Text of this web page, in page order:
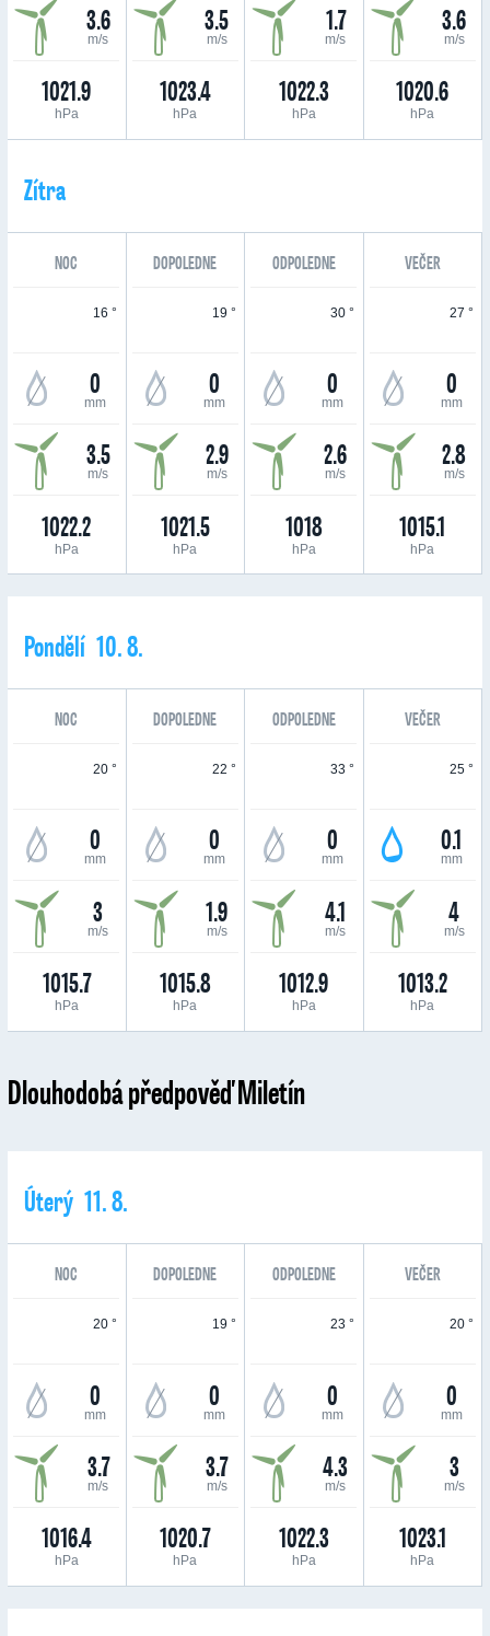
3.6
m/s
1021.9
hPa
3.5
m/s
1023.4
hPa
1.7
m/s
1022.3
hPa
3.6
m/s
1020.6
hPa
Zítra
NOC DOPOLEDNE ODPOLEDNE VEČER
16 °
0
mm
3.5
m/s
1022.2
hPa
19 °
0
mm
2.9
m/s
1021.5
hPa
30 °
0
mm
2.6
m/s
1018
hPa
27 °
0
mm
2.8
m/s
1015.1
hPa
Pondělí 10. 8.
NOC DOPOLEDNE ODPOLEDNE VEČER
20 °
0
mm
3
m/s
1015.7
hPa
22 °
0
mm
1.9
m/s
1015.8
hPa
33 °
0
mm
4.1
m/s
1012.9
hPa
25 °
0.1
mm
4
m/s
1013.2
hPa
Dlouhodobá předpověď Miletín
Úterý 11. 8.
NOC DOPOLEDNE ODPOLEDNE VEČER
20 °
0
mm
3.7
m/s
1016.4
hPa
19 °
0
mm
3.7
m/s
1020.7
hPa
23 °
0
mm
4.3
m/s
1022.3
hPa
20 °
0
mm
3
m/s
1023.1
hPa